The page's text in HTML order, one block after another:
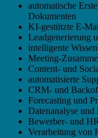
automatische
Dokumenten
KI-gestützte E-
Leadgenerierung
intelligente
Meeting-
Content- und
automatisierte
CRM- und
Forecasting und
Datenanalyse und
Bewerber- und
Verarbeitung von